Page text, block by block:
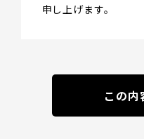
申し上げます。
この内